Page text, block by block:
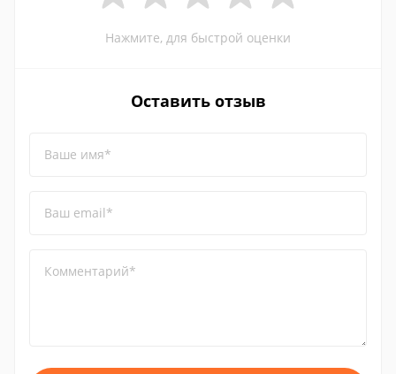
Нажмите, для быстрой оценки
Оставить отзыв
Ваше имя*
Ваш email*
Комментарий*